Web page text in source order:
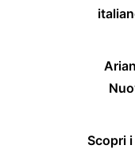
Scopri